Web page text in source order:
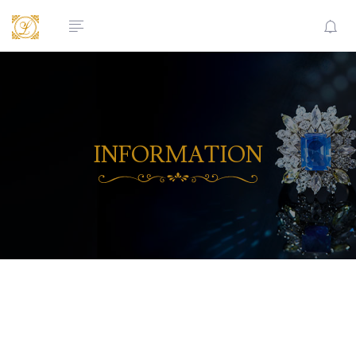
INFORMATION